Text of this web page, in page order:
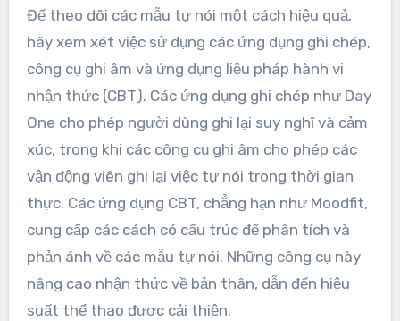
Để theo dõi các mẫu tự nói một cách hiệu quả,
hãy xem xét việc sử dụng các ứng dụng ghi chép,
công cụ ghi âm và ứng dụng liệu pháp hành vi
nhận thức (CBT). Các ứng dụng ghi chép như Day
One cho phép người dùng ghi lại suy nghĩ và cảm
xúc, trong khi các công cụ ghi âm cho phép các
vận động viên ghi lại việc tự nói trong thời gian
thực. Các ứng dụng CBT, chẳng hạn như Moodfit,
cung cấp các cách có cấu trúc để phân tích và
phản ánh về các mẫu tự nói. Những công cụ này
nâng cao nhận thức về bản thân, dẫn đến hiệu
suất thể thao được cải thiện.